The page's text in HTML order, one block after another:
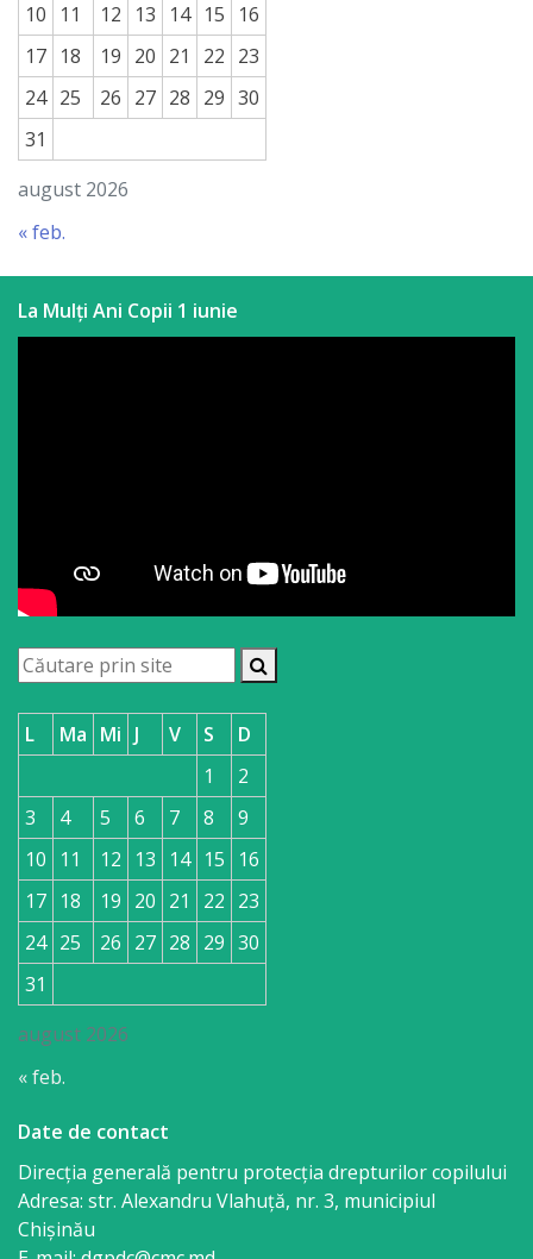
Informații
utile
veche
a
paginii
web
august 2026
10
11 12 13 14 15
16
17 18 19 20 21 22 23
24 25 26 27 28 29 30
31
« feb.
La Mulți Ani Copii 1 iunie
august 2026
L Ma Mi J V S
D
1
2
3
4 5 6 7 8
9
10
11 12 13 14 15
16
17 18 19 20 21 22 23
24 25 26 27 28 29 30
31
« feb.
Date de contact
Direcția generală pentru protecția drepturilor copilului
Adresa: str. Alexandru Vlahuţă, nr. 3, municipiul
Chişinău